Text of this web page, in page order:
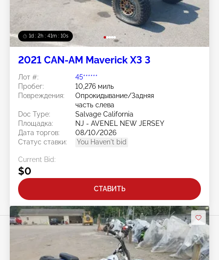
1d : 2h : 41m : 08s
2021 CAN-AM Maverick X3 3
Лот #:
45******
Пробег:
10,276 миль
Повреждения:
Опрокидывание/Задняя
часть слева
Doc Type:
Salvage California
Площадка:
NJ - AVENEL NEW JERSEY
Дата торгов:
08/10/2026
Статус ставки:
You Haven't bid
Current Bid:
$0
СТАВИТЬ